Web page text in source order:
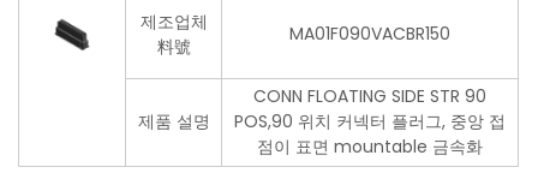
제조업체
料號
MA01F090VACBR150
제품 설명
CONN FLOATING SIDE STR 90
POS,90 위치 커넥터 플러그, 중앙 접
점이 표면 mountable 금속화